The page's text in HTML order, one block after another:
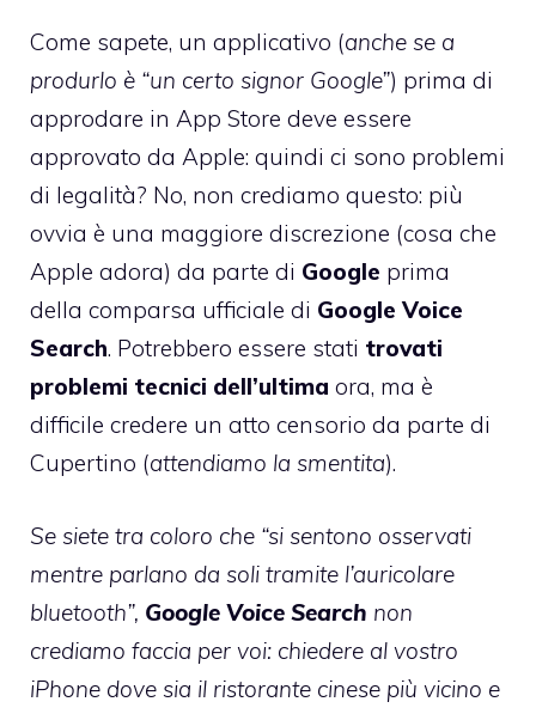
Come sapete, un applicativo (anche se a
produrlo è “un certo signor Google”) prima di
approdare in App Store deve essere
approvato da Apple: quindi ci sono problemi
di legalità? No, non crediamo questo: più
ovvia è una maggiore discrezione (cosa che
Apple adora) da parte di Google prima
della comparsa ufficiale di Google Voice
Search. Potrebbero essere stati trovati
problemi tecnici dell’ultima ora, ma è
difficile credere un atto censorio da parte di
Cupertino (attendiamo la smentita).
Se siete tra coloro che “si sentono osservati
mentre parlano da soli tramite l’auricolare
bluetooth”, Google Voice Search non
crediamo faccia per voi: chiedere al vostro
iPhone dove sia il ristorante cinese più vicino e